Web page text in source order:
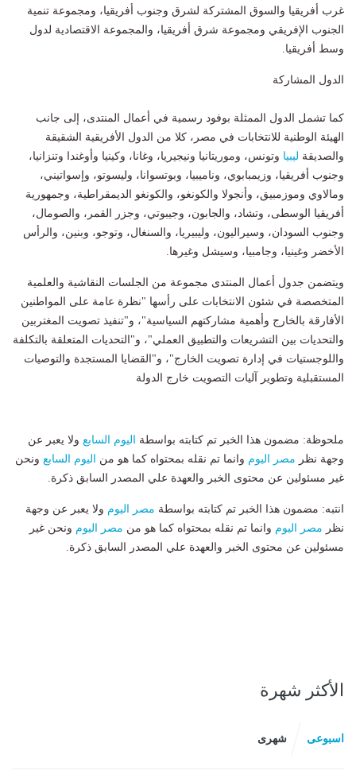
غرب أفريقيا والسوق المشتركة لشرق وجنوب أفريقيا، ومجموعة تنمية
الجنوب الإفريقي ومجموعة شرق أفريقيا، والمجموعة الاقتصادية لدول
وسط أفريقيا.
الدول المشاركة
كما تشمل الدول الممثلة بوفود رسمية في أعمال المنتدى، إلى جانب
الهيئة الوطنية للانتخابات في مصر، كلا من الدول الأفريقية الشقيقة
والصديقة ليبيا وتونس، وموريتانيا ونيجيريا، وغانا، وكينيا وأوغندا وتنزانيا،
وجنوب أفريقيا، وزيمبابوي، وناميبيا، وبوتسوانا، وليسوتو، وإسواتيني،
ومالاوي وموزمبيق، وأنجولا والكونغو، والكونغو الديمقراطية، وجمهورية
أفريقيا الوسطى، وتشاد، والجابون، وجيبوتي، وجزر القمر، والصومال،
وجنوب السودان، وسيراليون، وليبيريا، والسنغال، وتوجو، وبنين، والرأس
الأخضر وغينيا، وجامبيا، وسيشل وغيرها.
ويتضمن جدول أعمال المنتدى مجموعة من الجلسات النقاشية والعلمية
المتخصصة في شئون الانتخابات على رأسها "نظرة عامة على المواطنين
الأفارقة بالخارج وأهمية مشاركتهم السياسية"، و"تنفيذ تصويت المغتربين
والتحديات بين التشريعات والتطبيق العملي"، و"التحديات المتعلقة بالتكلفة
واللوجستيات في إدارة تصويت الخارج"، و"القضايا المستجدة والتوصيات
المستقبلية وتطوير آليات التصويت خارج الدولة
ملحوظة: مضمون هذا الخبر تم كتابته بواسطة اليوم السابع ولا يعبر عن
وجهة نظر مصر اليوم وانما تم نقله بمحتواه كما هو من اليوم السابع ونحن
غير مسئولين عن محتوى الخبر والعهدة علي المصدر السابق ذكرة.
انتبه: مضمون هذا الخبر تم كتابته بواسطة مصر اليوم ولا يعبر عن وجهة
نظر مصر اليوم وانما تم نقله بمحتواه كما هو من مصر اليوم ونحن غير
مسئولين عن محتوى الخبر والعهدة علي المصدر السابق ذكرة.
الأكثر شهرة
اسبوعى شهرى